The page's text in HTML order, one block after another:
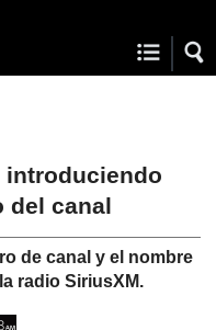
introduciendo
del canal
de canal y el nombre
radio SiriusXM.